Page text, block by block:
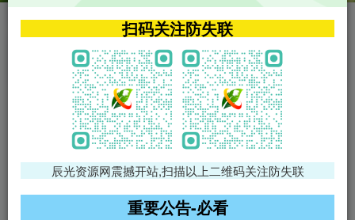
VIP特权介绍 APP源码
VIP特权介绍
火
VIP特权介绍
影视源码
影视源码
免费领支付宝红包
腾讯轻量4核4G3M服务器38元/
扫码关注防失联
辰光资源网震撼开站,扫描以上二维码关注防失联
重要公告-必看